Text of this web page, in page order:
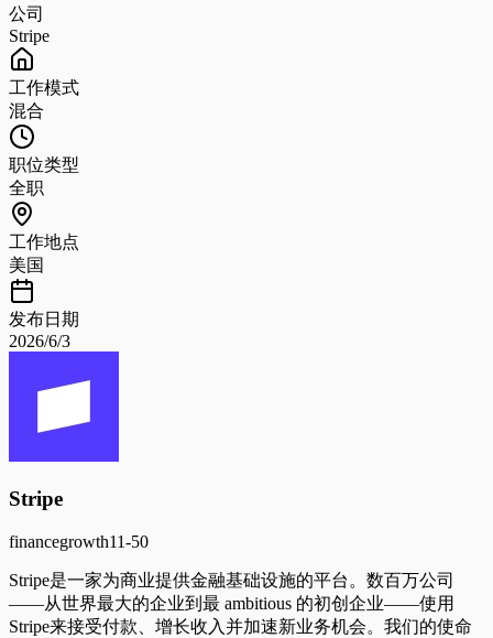
公司
Stripe
工作模式
混合
职位类型
全职
工作地点
美国
发布日期
2026/6/3
Stripe
financegrowth11-50
Stripe是一家为商业提供金融基础设施的平台。数百万公司
——从世界最大的企业到最 ambitious 的初创企业——使用
Stripe来接受付款、增长收入并加速新业务机会。我们的使命